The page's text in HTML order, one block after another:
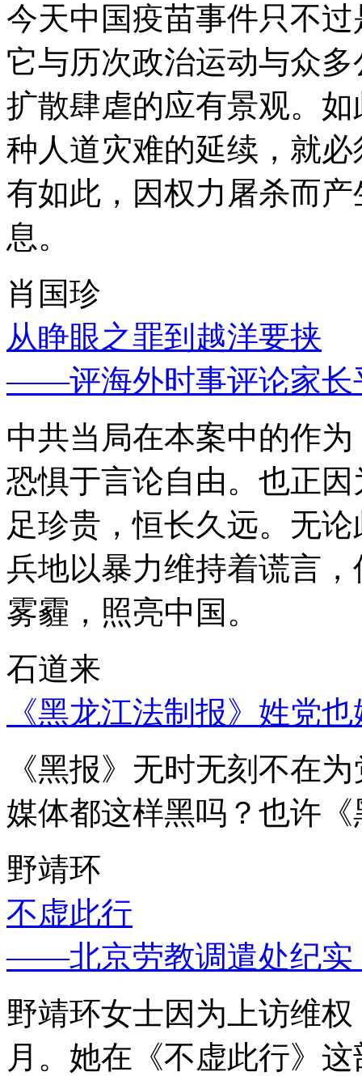
今天中国疫苗事件只不
它与历次政治运动与众
扩散肆虐的应有景观。
种人道灾难的延续，就
有如此，因权力屠杀而
息。
肖国珍
从睁眼之罪到越洋要挟
——评海外时事评论家长
中共当局在本案中的作
恐惧于言论自由。也正
足珍贵，恒长久远。无
兵地以暴力维持着谎言
雾霾，照亮中国。
石道来
《黑龙江法制报》姓党
《黑报》无时无刻不在
媒体都这样黑吗？也许
野靖环
不虚此行
——北京劳教调遣处纪实
野靖环女士因为上访维
月。她在《不虚此行》